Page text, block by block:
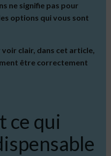
ne signifie pas pour
options qui vous sont
clair, dans cet article,
être correctement
ce qui